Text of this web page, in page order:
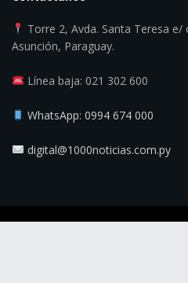
Torre 2, Avda. Santa Teresa
Asunción, Paraguay.
Línea baja: 021 302 600
WhatsApp: 0994 674 000
digital@1000noticias.com.py